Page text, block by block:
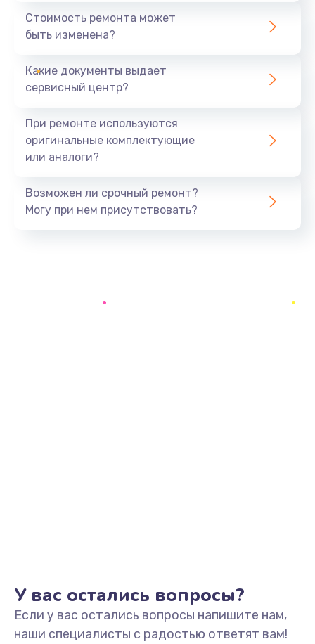
1600 руб.
Замена USB порта
Замена материнской платы
Заказать
Ремонт цепи питания
Ремонт динамика
400 руб.
Стоимость ремонта может
быть изменена?
Какие документы выдает
сервисный центр?
При ремонте используются
оригинальные комплектующие
или аналоги?
Возможен ли срочный ремонт?
Могу при нем присутствовать?
У вас остались вопросы?
Если у вас остались вопросы напишите нам,
наши специалисты с радостью ответят вам!